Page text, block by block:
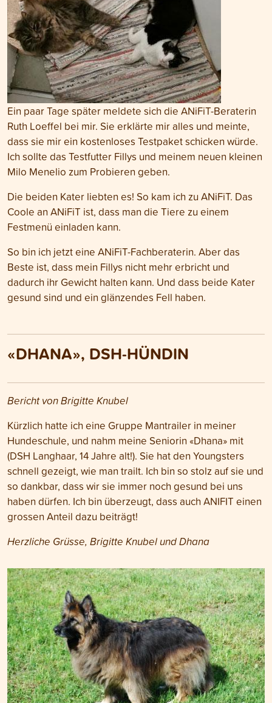
Ein paar Tage später meldete sich die ANiFiT-Beraterin
Ruth Loeffel bei mir. Sie erklärte mir alles und meinte,
dass sie mir ein kostenloses Testpaket schicken würde.
Ich sollte das Testfutter Fillys und meinem neuen kleinen
Milo Menelio zum Probieren geben.
Die beiden Kater liebten es! So kam ich zu ANiFiT. Das
Coole an ANiFiT ist, dass man die Tiere zu einem
Festmenü einladen kann.
So bin ich jetzt eine ANiFiT-Fachberaterin. Aber das
Beste ist, dass mein Fillys nicht mehr erbricht und
dadurch ihr Gewicht halten kann. Und dass beide Kater
gesund sind und ein glänzendes Fell haben.
«DHANA», DSH-HÜNDIN
Bericht von Brigitte Knubel
Kürzlich hatte ich eine Gruppe Mantrailer in meiner
Hundeschule, und nahm meine Seniorin «Dhana» mit
(DSH Langhaar, 14 Jahre alt!). Sie hat den Youngsters
schnell gezeigt, wie man trailt. Ich bin so stolz auf sie und
so dankbar, dass wir sie immer noch gesund bei uns
haben dürfen. Ich bin überzeugt, dass auch ANIFIT einen
grossen Anteil dazu beiträgt!
Herzliche Grüsse, Brigitte Knubel und Dhana